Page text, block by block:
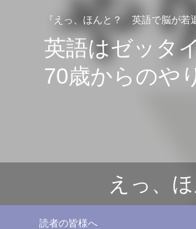
新書 人文
『えっ、ほんと？ 英語で脳が
英語はゼッタ
70歳からのや
えっ、
読者の皆様へ